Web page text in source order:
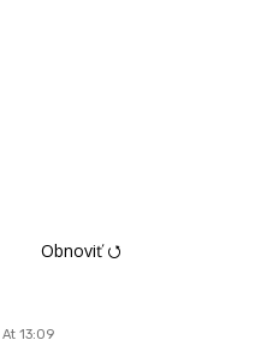
Obnoviť ⭯
13:09